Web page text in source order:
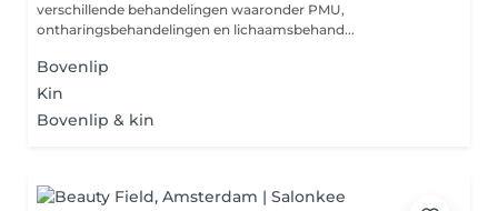
verschillende behandelingen waaronder PMU,
ontharingsbehandelingen en lichaamsbehand...
Bovenlip
Kin
Bovenlip & kin